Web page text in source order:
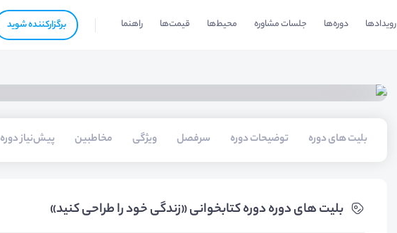
رویدادها دوره‌ها جلسات مشاوره محیط‌ها قیمت‌ها راهنما برگزار‌‌کننده شوید
بلیت های دوره توضیحات دوره سرفصل ویژگی مخاطبین پیش‌نیاز دوره
بلیت های دوره دوره کتابخوانی «زندگی خود را طراحی کنید»